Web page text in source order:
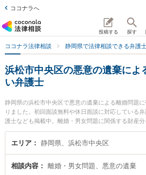
ココナラへ
投稿する 探す
ココナラ法律相談 静岡県で法律相談できる弁護
浜松市中央区の悪意の遺棄によ
い弁護士
静岡県の浜松市中央区で悪意の遺棄による離婚問題
りました。初回面談無料や休日面談に対応している
護士なども掲載中。離婚・男女問題に関係する財産
かな分野での絞り込み検索もでき便利です。特に弁
長野 修一弁護士やベリーベスト法律事務所 浜松オフ
生した悪意の遺棄による離婚問題のトラブルを今す
エリア 静岡県、浜松市中央区
相談内容 離婚・男女問題、悪意の遺棄